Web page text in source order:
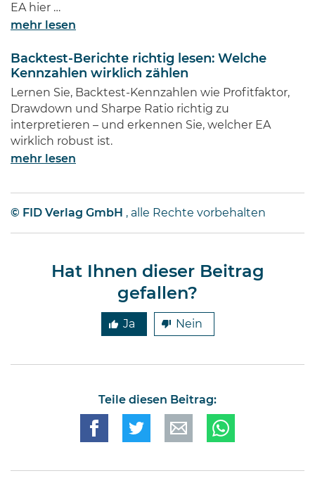
EA hier …
mehr lesen
Backtest-Berichte richtig lesen: Welche
Kennzahlen wirklich zählen
Lernen Sie, Backtest-Kennzahlen wie Profitfaktor,
Drawdown und Sharpe Ratio richtig zu
interpretieren – und erkennen Sie, welcher EA
wirklich robust ist.
mehr lesen
© FID Verlag GmbH , alle Rechte vorbehalten
Hat Ihnen dieser Beitrag
gefallen?
Ja Nein
Teile diesen Beitrag: